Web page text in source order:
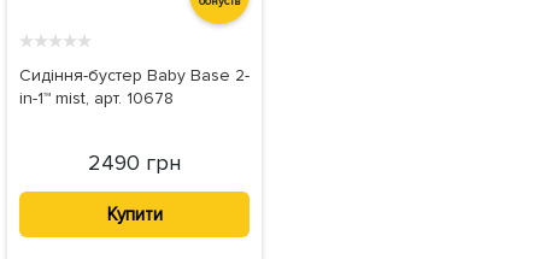
★★★★★
Сидіння-бустер Baby Base 2-
in-1™ mist, арт. 10678
2490 грн
Купити